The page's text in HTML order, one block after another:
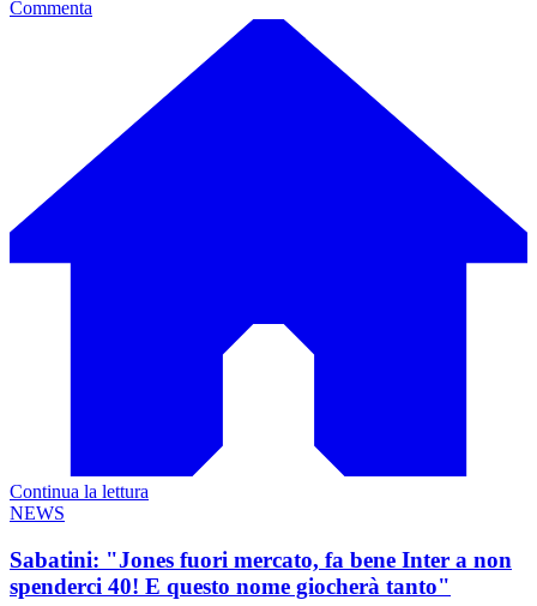
Commenta
Continua la lettura
NEWS
Sabatini: "Jones fuori mercato, fa bene Inter a non
spenderci 40! E questo nome giocherà tanto"